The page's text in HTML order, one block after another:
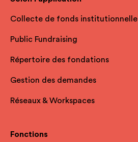
Collecte de fonds institutionnelle
Public Fundraising
Répertoire des fondations
Gestion des demandes
Réseaux & Workspaces
Fonctions